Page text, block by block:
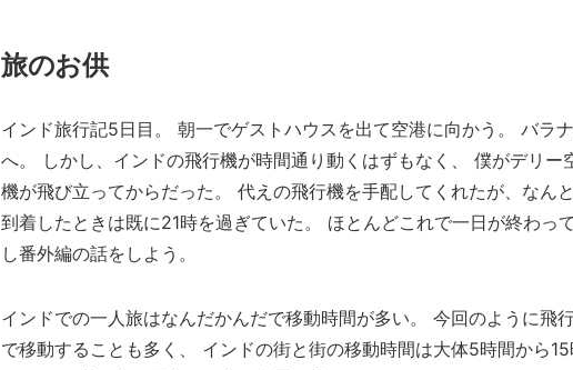
旅のお供
インド旅行記5日目。 朝一でゲストハウスを出て空港に向かう。 バラ
へ。 しかし、インドの飛行機が時間通り動くはずもなく、 僕がデリ
機が飛び立ってからだった。 代えの飛行機を手配してくれたが、なん
到着したときは既に21時を過ぎていた。 ほとんどこれで一日が終わっ
し番外編の話をしよう。
インドでの一人旅はなんだかんだで移動時間が多い。 今回のように飛
で移動することも多く、 インドの街と街の移動時間は大体5時間から